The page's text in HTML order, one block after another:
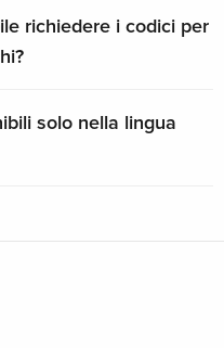
richiedere i codici per
solo nella lingua